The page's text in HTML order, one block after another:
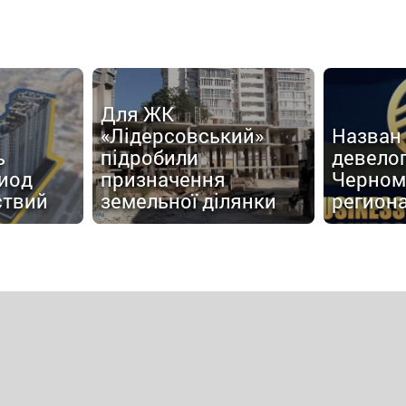
Для ЖК
«Лідерсовський»
підробили
призначення
земельної ділянки